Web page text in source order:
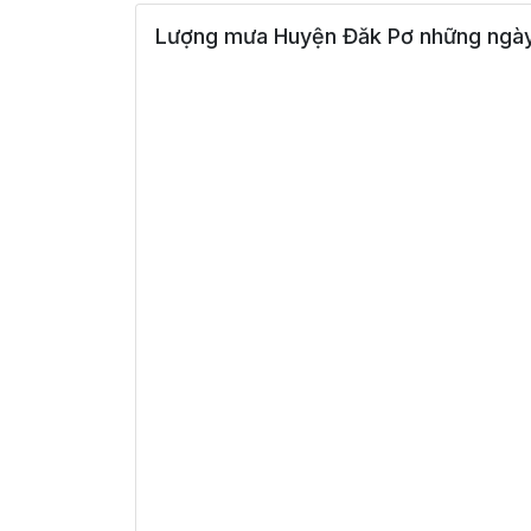
Lượng mưa Huyện Đăk Pơ những